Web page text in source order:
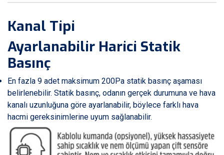
Kanal Tipi
Ayarlanabilir Harici Statik
Basınç
En fazla 9 adet maksimum 200Pa statik basınç aşaması
belirlenebilir. Statik basınç, odanın gerçek durumuna ve hava
kanalı uzunluğuna göre ayarlanabilir, böylece farklı hava
hacmi gereksinimlerine uyum sağlanabilir.